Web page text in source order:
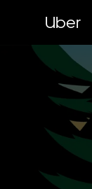
HauptinhaltUber